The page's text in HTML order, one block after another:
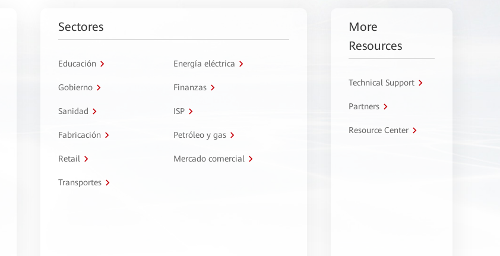
Sectores
Educación Energía eléctrica
Gobierno Finanzas
Sanidad ISP
Fabricación Petróleo y gas
Retail Mercado comercial
Transportes
More
Resources
Technical Support
Partners
Resource Center